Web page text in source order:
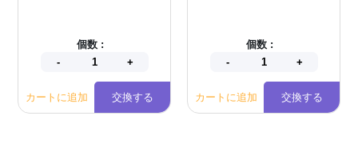
個数 :
カートに追加 交換する
個数 :
カートに追加 交換する